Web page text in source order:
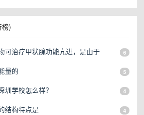
榜)
可治疗甲状腺功能亢进，是由于 6
量的 5
圳学校怎么样？ 4
结构特点是 4